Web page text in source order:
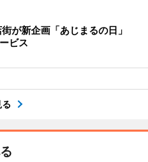
が新企画「あじまるの日」
ビス
る